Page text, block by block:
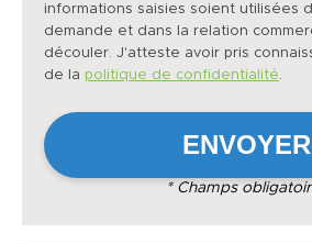
informations saisies soient utilisées
demande et dans la relation
découler. J'atteste avoir pris
de la politique de confidentialité.
* Champs